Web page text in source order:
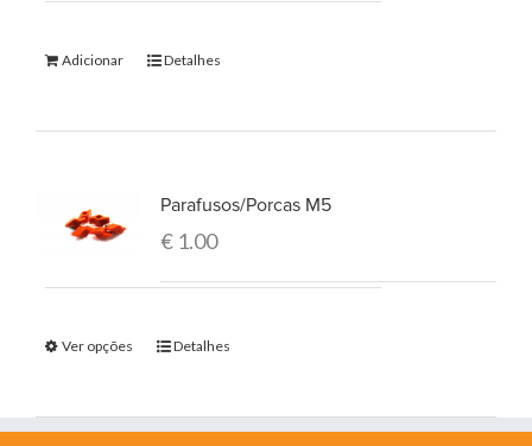
Adicionar Detalhes
Parafusos/Porcas M5
€1.00
Ver opções Detalhes